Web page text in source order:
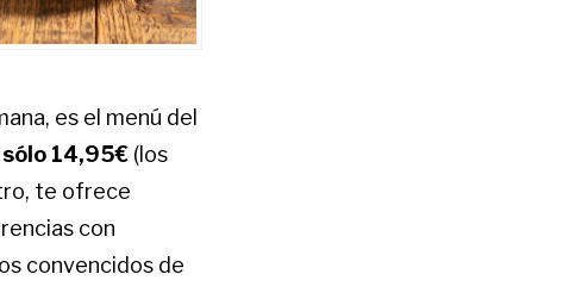
es el menú del
14,95€ (los
te ofrece
con
convencidos de